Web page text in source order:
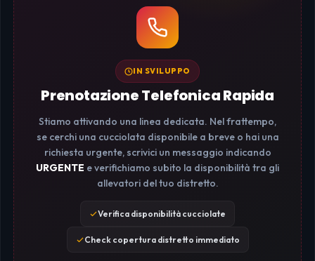
IN SVILUPPO
Prenotazione Telefonica Rapida
Stiamo attivando una linea dedicata. Nel frattempo,
se cerchi una cucciolata disponibile a breve o hai una
richiesta urgente, scrivici un messaggio indicando
URGENTE e verifichiamo subito la disponibilità tra gli
allevatori del tuo distretto.
Verifica disponibilità cucciolate
Check copertura distretto immediato